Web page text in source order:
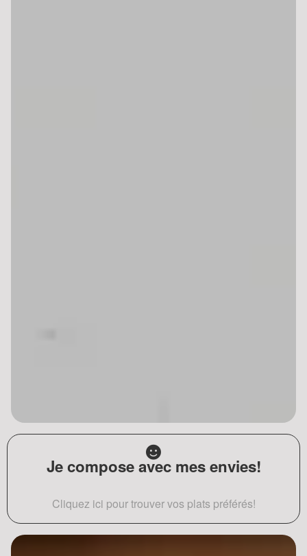
Je compose avec mes envies!
Cliquez ici pour trouver vos plats préférés!